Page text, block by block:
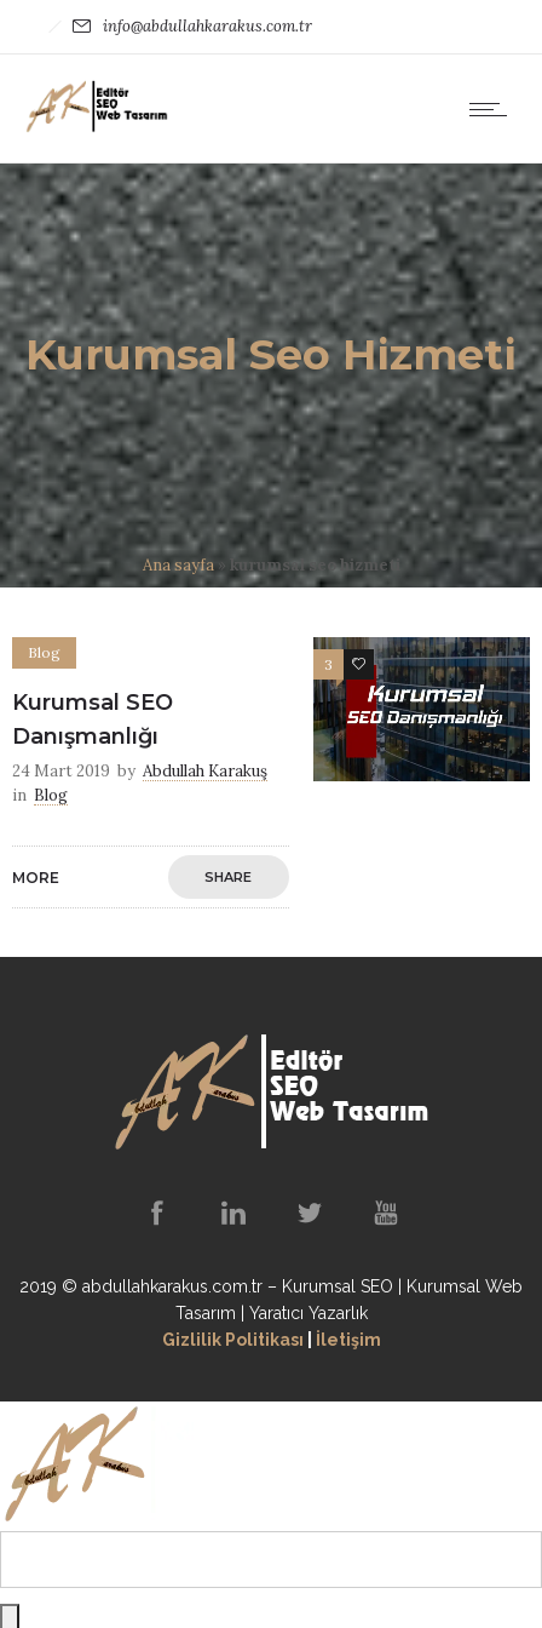
info@abdullahkarakus.com.tr
Kurumsal Seo Hizmeti
Ana sayfa» kurumsal seo hizmeti
3 8
Blog
Kurumsal SEO
Danışmanlığı
24 Mart 2019 by Abdullah Karakuş
in Blog
MORE SHARE
2019 © abdullahkarakus.com.tr – Kurumsal SEO | Kurumsal Web
Tasarım | Yaratıcı Yazarlık
Gizlilik Politikası
İletişim